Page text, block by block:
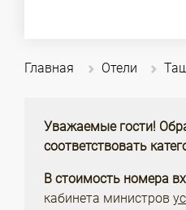
Главная Отели
Уважаемые гости!
соответствовать
В стоимость номера
кабинета министров